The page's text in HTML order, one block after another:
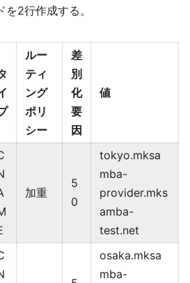
2行作成する。
ルー
ティ
ング
ポリ
シー
差
別
化
要
因
値
加重
5
0
tokyo.mksa
mba-
provider.mks
amba-
test.net
osaka.mksa
mba-